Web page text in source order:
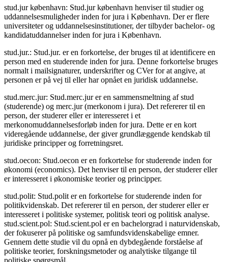
stud.jur københavn: Stud.jur københavn henviser til studier og
uddannelsesmuligheder inden for jura i København. Der er flere
universiteter og uddannelsesinstitutioner, der tilbyder bachelor- og
kandidatuddannelser inden for jura i København.
stud.jur.: Stud.jur. er en forkortelse, der bruges til at identificere en
person med en studerende inden for jura. Denne forkortelse bruges
normalt i mailsignaturer, underskrifter og CVer for at angive, at
personen er på vej til eller har opnået en juridisk uddannelse.
stud.merc.jur: Stud.merc.jur er en sammensmeltning af stud
(studerende) og merc.jur (merkonom i jura). Det refererer til en
person, der studerer eller er interesseret i et
merkonomuddannelsesforløb inden for jura. Dette er en kort
videregående uddannelse, der giver grundlæggende kendskab til
juridiske principper og forretningsret.
stud.oecon: Stud.oecon er en forkortelse for studerende inden for
økonomi (economics). Det henviser til en person, der studerer eller
er interesseret i økonomiske teorier og principper.
stud.polit: Stud.polit er en forkortelse for studerende inden for
politikvidenskab. Det refererer til en person, der studerer eller er
interesseret i politiske systemer, politisk teori og politisk analyse.
stud.scient.pol: Stud.scient.pol er en bachelorgrad i naturvidenskab,
der fokuserer på politiske og samfundsvidenskabelige emner.
Gennem dette studie vil du opnå en dybdegående forståelse af
politiske teorier, forskningsmetoder og analytiske tilgange til
politiske spørgsmål.